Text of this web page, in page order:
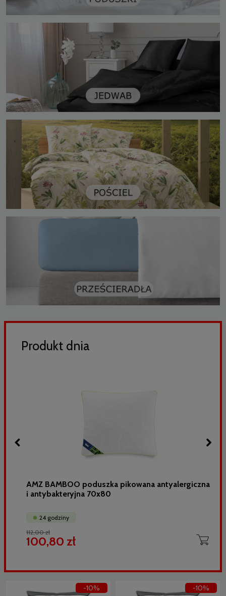
Produkt dnia
AMZ BAMBOO poduszka pikowana antyalergiczna
i antybakteryjna 70x80
24 godziny
112,00 zł
100,80 zł
-10% -10%